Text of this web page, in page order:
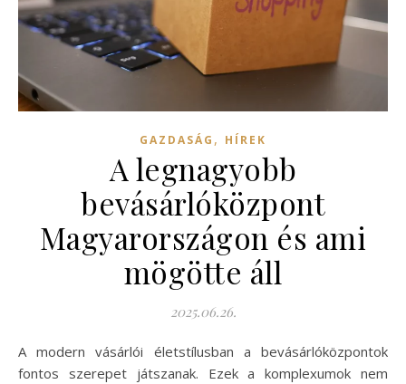
GAZDASÁG , HÍREK
A legnagyobb
bevásárlóközpont
Magyarországon és ami
mögötte áll
2025.06.26.
A modern vásárlói életstílusban a bevásárlóközpontok
fontos szerepet játszanak. Ezek a komplexumok nem